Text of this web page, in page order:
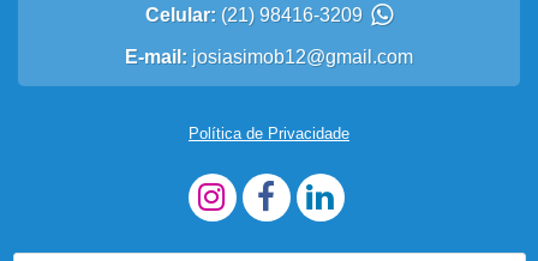
Celular: (21) 98416-3209
E-mail: josiasimob12@gmail.com
Política de Privacidade